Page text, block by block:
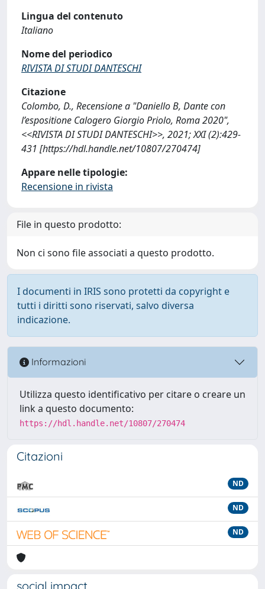
Lingua del contenuto
Italiano
Nome del periodico
RIVISTA DI STUDI DANTESCHI
Citazione
Colombo, D., Recensione a "Daniello B, Dante con
l’espositione Calogero Giorgio Priolo, Roma 2020",
<<RIVISTA DI STUDI DANTESCHI>>, 2021; XXI (2):429-
431 [https://hdl.handle.net/10807/270474]
Appare nelle tipologie:
Recensione in rivista
File in questo prodotto:
Non ci sono file associati a questo prodotto.
I documenti in IRIS sono protetti da copyright e
tutti i diritti sono riservati, salvo diversa
indicazione.
Informazioni
Utilizza questo identificativo per citare o creare un
link a questo documento:
https://hdl.handle.net/10807/270474
Citazioni
ND
ND
ND
social impact